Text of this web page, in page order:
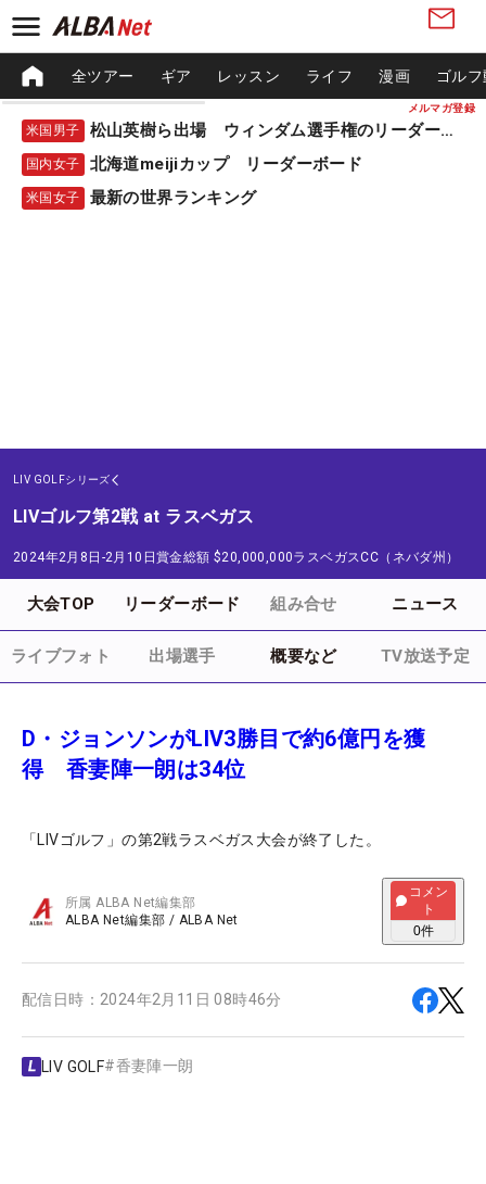
メルマガ登録
全ツアー ギア レッスン ライフ 漫画 ゴル
米国男子 松山英樹ら出場 ウィンダム選手権のリーダーボード
国内女子 北海道meijiカップ リーダーボード
米国女子 最新の世界ランキング
LIV GOLFシリーズ
LIVゴルフ第2戦 at ラスベガス
2024年2月8日-2月10日賞金総額 $20,000,000ラスベガスCC（ネバダ州）
大会TOP リーダーボード 組み合せ ニュース
ライブフォト 出場選手 概要など TV放送予定
D・ジョンソンがLIV3勝目で約6億円を獲
得 香妻陣一朗は34位
「LIVゴルフ」の第2戦ラスベガス大会が終了した。
所属ALBA Net編集部
ALBA Net編集部 / ALBA Net
コメン
ト
0件
配信日時： 2024年2月11日 08時46分
LIV GOLF#香妻陣一朗